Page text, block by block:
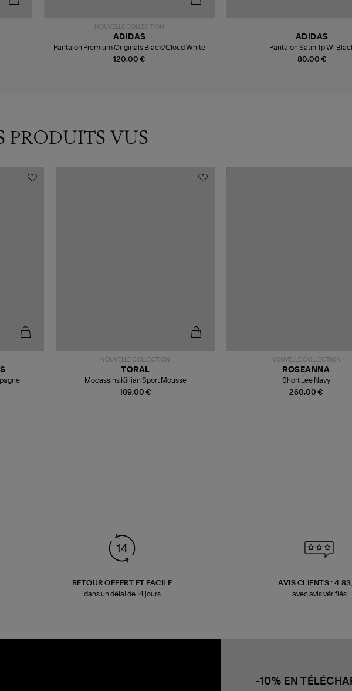
NOUVELLE COLLECTION
120,00 €
ADIDAS
Pantalon Premium Originals Black/Cloud White
80,00 €
ADIDAS
Pantalon Satin Tp Wl
PRODUITS VUS
NOUVELLE COLLECTION
189,00 €
TORAL
Mocassins Killian Sport Mousse
NOUVELLE COLLECTION
260,00 €
ROSEANNA
Short Lee Navy
RETOUR OFFERT ET FACILE
dans un délai de 14 jours
AVIS CLIENTS :
avec avis vérifiés
-10% EN